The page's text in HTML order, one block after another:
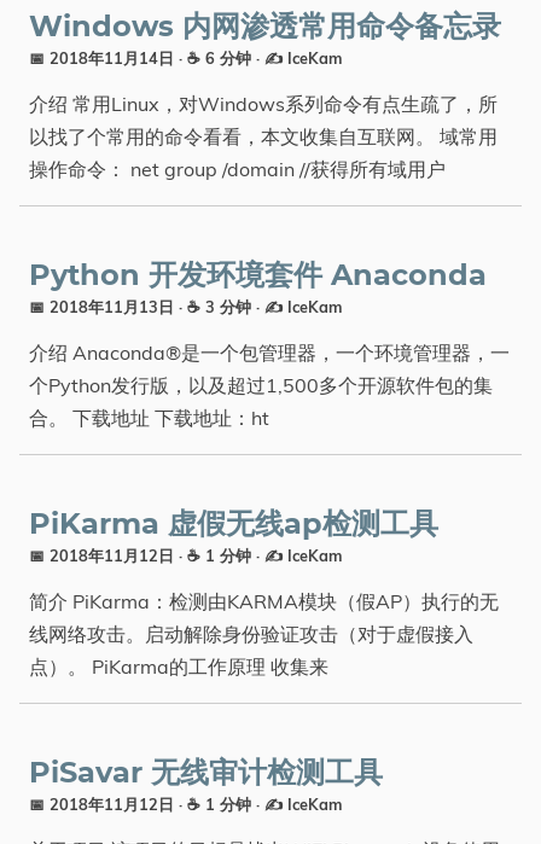
Windows 内网渗透常用命令备忘录
📅 2018年11月14日 · ☕ 6 分钟 · ✍️ IceKam
介绍 常用Linux，对Windows系列命令有点生疏了，所
以找了个常用的命令看看，本文收集自互联网。 域常用
操作命令： net group /domain //获得所有域用户
Python 开发环境套件 Anaconda
📅 2018年11月13日 · ☕ 3 分钟 · ✍️ IceKam
介绍 Anaconda®是一个包管理器，一个环境管理器，一
个Python发行版，以及超过1,500多个开源软件包的集
合。 下载地址 下载地址：ht
PiKarma 虚假无线ap检测工具
📅 2018年11月12日 · ☕ 1 分钟 · ✍️ IceKam
简介 PiKarma：检测由KARMA模块（假AP）执行的无
线网络攻击。启动解除身份验证攻击（对于虚假接入
点）。 PiKarma的工作原理 收集来
PiSavar 无线审计检测工具
📅 2018年11月12日 · ☕ 1 分钟 · ✍️ IceKam